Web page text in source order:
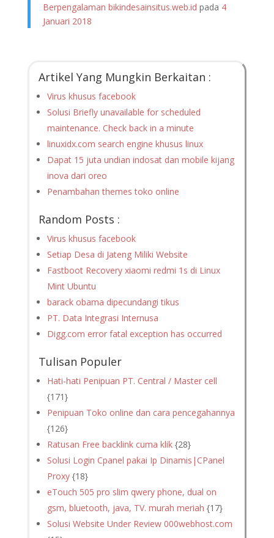
Berpengalaman bikindesainsitus.web.id pada 4
Januari 2018
Artikel Yang Mungkin Berkaitan :
Virus khusus facebook
Solusi Briefly unavailable for scheduled
maintenance. Check back in a minute
linuxidx.com search engine khusus linux
Dapat 15 juta undian indosat dan mobile kijang
inova dari oreo
Penambahan themes toko online
Random Posts :
Virus khusus facebook
Setiap Desa di Jateng Miliki Website
Fastboot Recovery xiaomi redmi 1s di Linux
Mint Ubuntu
barack obama dipecundangi tikus
PT. Data Integrasi Internusa
Digg.com error fatal exception has occurred
Tulisan Populer
Hati-hati Penipuan PT. Central / Master cell
{171}
Penipuan Toko online dan cara pencegahannya
{126}
Ratusan Free backlink cuma klik{28}
Solusi Login Cpanel pakai Ip Dinamis|CPanel
Proxy{18}
eTouch 505 pro slim qwery phone, dual on
gsm, bluetooth, java, TV. murah meriah {17}
Solusi Website Under Review 000webhost.com